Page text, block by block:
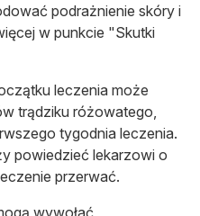
podrażnienie skóry i
w punkcie "Skutki
leczenia może
trądziku różowatego,
tygodnia leczenia.
powiedzieć lekarzowi o
przerwać.